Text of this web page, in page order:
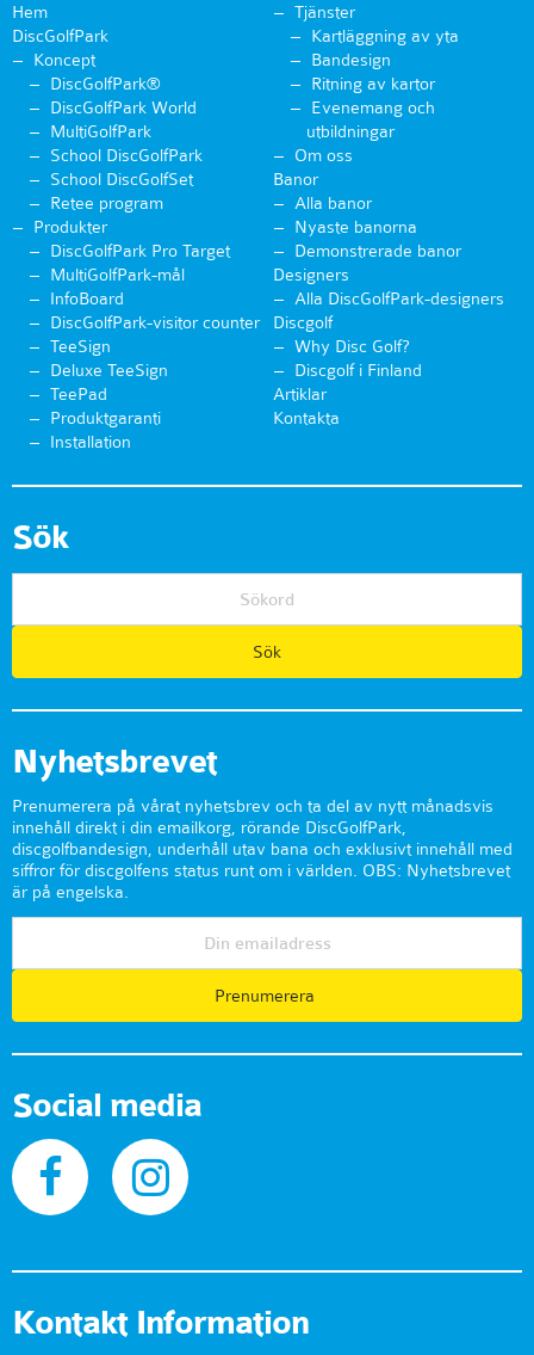
Hem
DiscGolfPark
Koncept
DiscGolfPark®
DiscGolfPark World
MultiGolfPark
School DiscGolfPark
School DiscGolfSet
Retee program
Produkter
DiscGolfPark Pro Target
MultiGolfPark-mål
InfoBoard
DiscGolfPark-visitor counter
TeeSign
Deluxe TeeSign
TeePad
Produktgaranti
Installation
Tjänster
Kartläggning av yta
Bandesign
Ritning av kartor
Evenemang och
utbildningar
Om oss
Banor
Alla banor
Nyaste banorna
Demonstrerade banor
Designers
Alla DiscGolfPark-designers
Discgolf
Why Disc Golf?
Discgolf i Finland
Artiklar
Kontakta
Sök
Nyhetsbrevet
Prenumerera på vårat nyhetsbrev och ta del av nytt månadsvis
innehåll direkt i din emailkorg, rörande DiscGolfPark,
discgolfbandesign, underhåll utav bana och exklusivt innehåll med
siffror för discgolfens status runt om i världen. OBS: Nyhetsbrevet
är på engelska.
Prenumerera
Social media
Kontakt Information